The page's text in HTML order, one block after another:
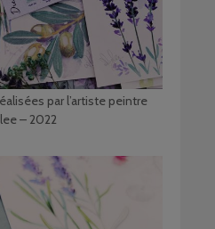
par l’artiste peintre
– 2022